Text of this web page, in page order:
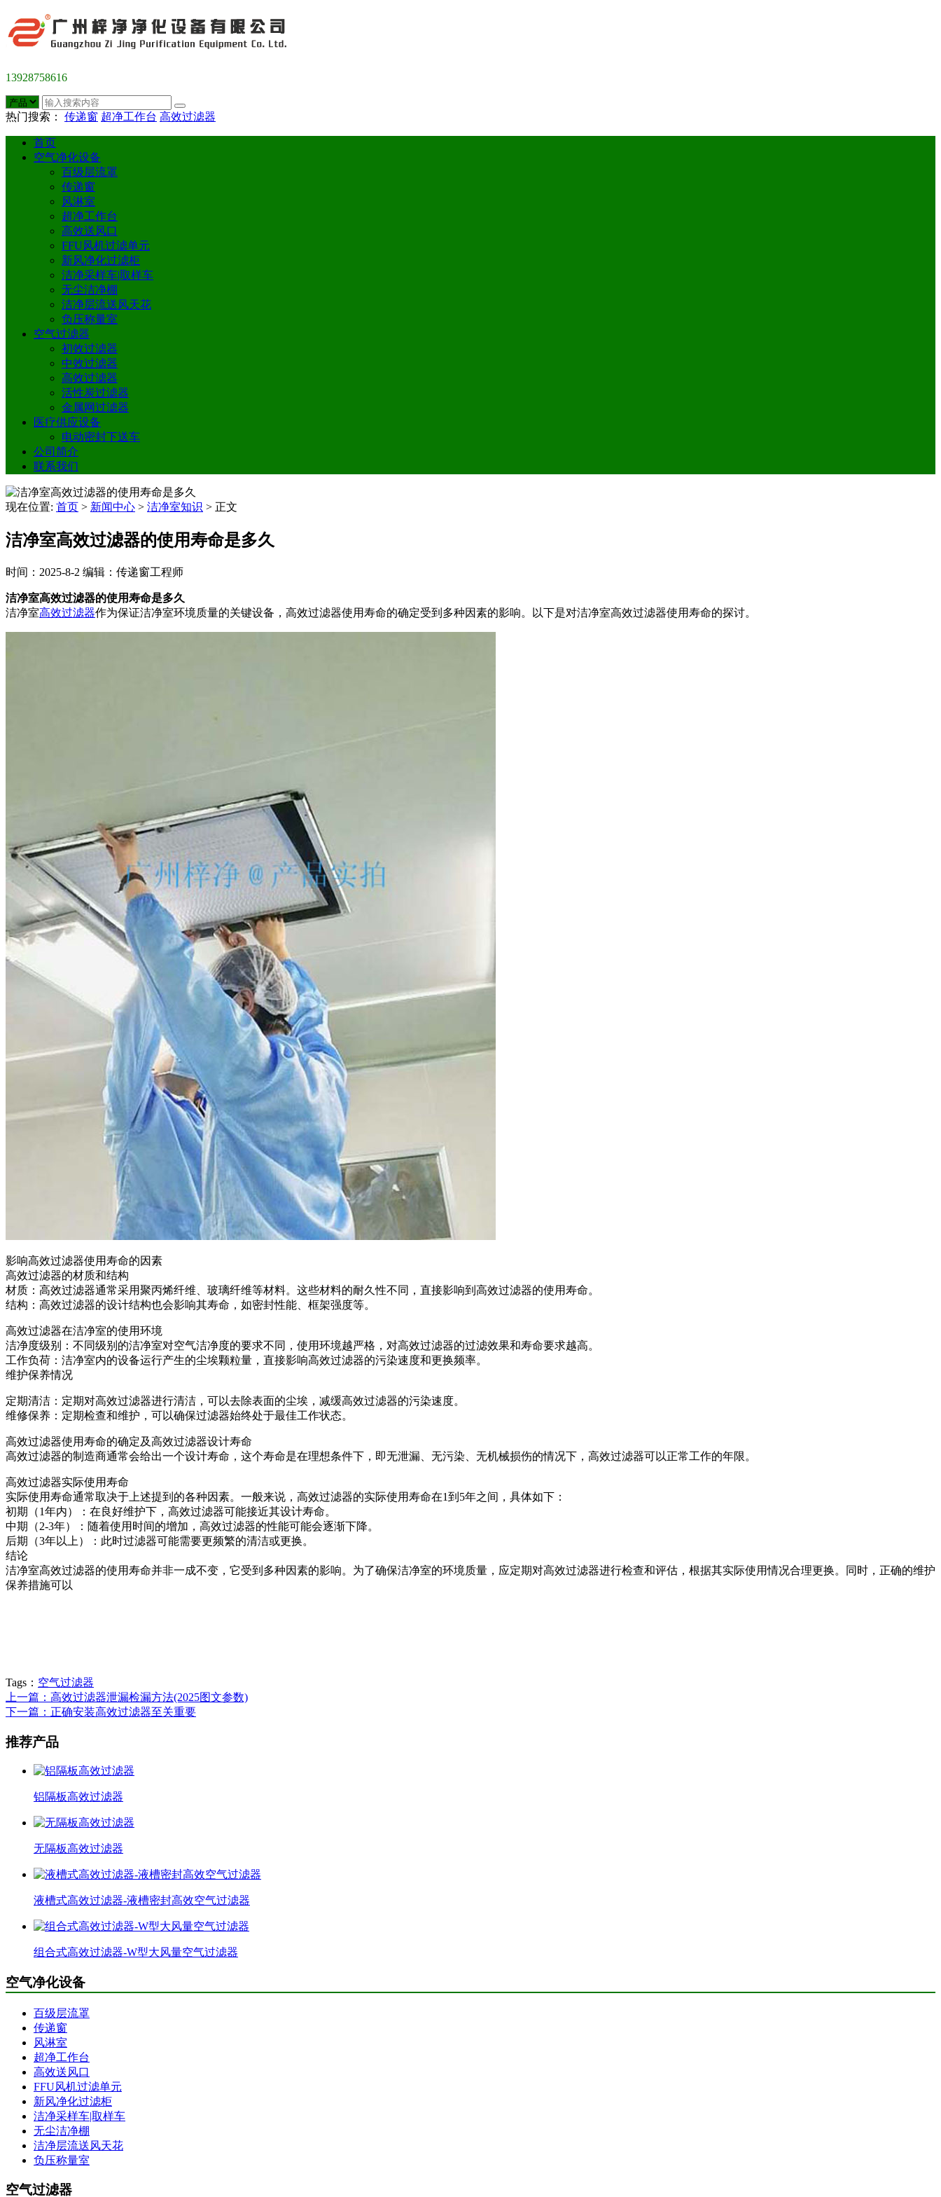
13928758616
热门搜索： 传递窗 超净工作台 高效过滤器
首页
空气净化设备
百级层流罩
传递窗
风淋室
超净工作台
高效送风口
FFU风机过滤单元
新风净化过滤柜
洁净采样车|取样车
无尘洁净棚
洁净层流送风天花
负压称量室
空气过滤器
初效过滤器
中效过滤器
高效过滤器
活性炭过滤器
金属网过滤器
医疗供应设备
电动密封下送车
公司简介
联系我们
现在位置: 首页 > 新闻中心 > 洁净室知识 > 正文
洁净室高效过滤器的使用寿命是多久
时间：2025-8-2 编辑：传递窗工程师
洁净室高效过滤器的使用寿命是多久
洁净室高效过滤器作为保证洁净室环境质量的关键设备，高效过滤器使用寿命的确定受到多种因素的影响。以下是对洁净室高效过滤器使用寿命的探讨。
影响高效过滤器使用寿命的因素
高效过滤器的材质和结构
材质：高效过滤器通常采用聚丙烯纤维、玻璃纤维等材料。这些材料的耐久性不同，直接影响到高效过滤器的使用寿命。
结构：高效过滤器的设计结构也会影响其寿命，如密封性能、框架强度等。
高效过滤器在洁净室的使用环境
洁净度级别：不同级别的洁净室对空气洁净度的要求不同，使用环境越严格，对高效过滤器的过滤效果和寿命要求越高。
工作负荷：洁净室内的设备运行产生的尘埃颗粒量，直接影响高效过滤器的污染速度和更换频率。
维护保养情况
定期清洁：定期对高效过滤器进行清洁，可以去除表面的尘埃，减缓高效过滤器的污染速度。
维修保养：定期检查和维护，可以确保过滤器始终处于最佳工作状态。
高效过滤器使用寿命的确定及高效过滤器设计寿命
高效过滤器的制造商通常会给出一个设计寿命，这个寿命是在理想条件下，即无泄漏、无污染、无机械损伤的情况下，高效过滤器可以正常工作的年限。
高效过滤器实际使用寿命
实际使用寿命通常取决于上述提到的各种因素。一般来说，高效过滤器的实际使用寿命在1到5年之间，具体如下：
初期（1年内）：在良好维护下，高效过滤器可能接近其设计寿命。
中期（2-3年）：随着使用时间的增加，高效过滤器的性能可能会逐渐下降。
后期（3年以上）：此时过滤器可能需要更频繁的清洁或更换。
结论
洁净室高效过滤器的使用寿命并非一成不变，它受到多种因素的影响。为了确保洁净室的环境质量，应定期对高效过滤器进行检查和评估，根据其实际使用情况合理更换。同时，正确的维护
保养措施可以
Tags： 空气过滤器
上一篇：高效过滤器泄漏检漏方法(2025图文参数)
下一篇：正确安装高效过滤器至关重要
推荐产品
铝隔板高效过滤器
无隔板高效过滤器
液槽式高效过滤器-液槽密封高效空气过滤器
组合式高效过滤器-W型大风量空气过滤器
空气净化设备
百级层流罩
传递窗
风淋室
超净工作台
高效送风口
FFU风机过滤单元
新风净化过滤柜
洁净采样车|取样车
无尘洁净棚
洁净层流送风天花
负压称量室
空气过滤器